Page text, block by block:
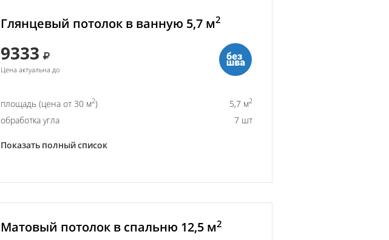
Глянцевый потолок в ванную 5,7 м2
9333
Цена актуальна до
площадь (цена от 30 м2) 5,7 м2
обработка угла 7 шт
Показать полный список
Матовый потолок в спальню 12,5 м2